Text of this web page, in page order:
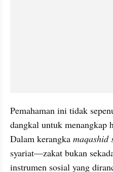
Pemahaman ini tidak
dangkal untuk menangkap
Dalam kerangka maqashid
syariat—zakat bukan
instrumen sosial yang